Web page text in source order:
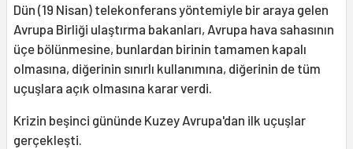
Dün (19 Nisan) telekonferans yöntemiyle bir araya gelen
Avrupa Birliği ulaştırma bakanları, Avrupa hava sahasının
üçe bölünmesine, bunlardan birinin tamamen kapalı
olmasına, diğerinin sınırlı kullanımına, diğerinin de tüm
uçuşlara açık olmasına karar verdi.
Krizin beşinci gününde Kuzey Avrupa'dan ilk uçuşlar
gerçekleşti.